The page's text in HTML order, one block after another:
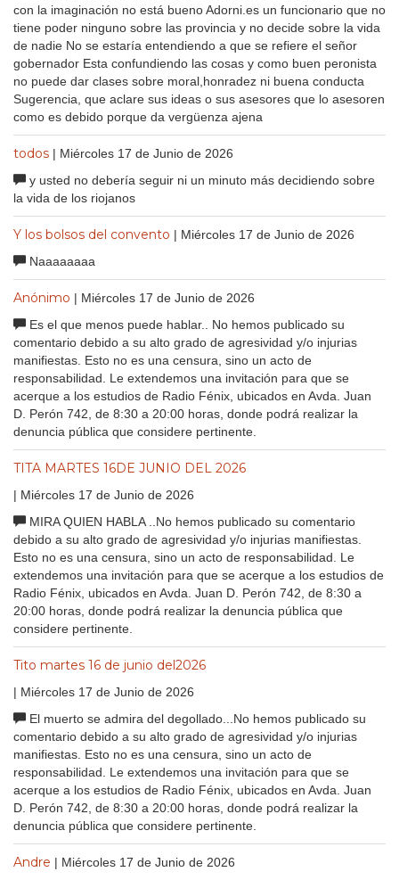
con la imaginación no está bueno Adorni.es un funcionario que no
tiene poder ninguno sobre las provincia y no decide sobre la vida
de nadie No se estaría entendiendo a que se refiere el señor
gobernador Esta confundiendo las cosas y como buen peronista
no puede dar clases sobre moral,honradez ni buena conducta
Sugerencia, que aclare sus ideas o sus asesores que lo asesoren
como es debido porque da vergüenza ajena
todos | Miércoles 17 de Junio de 2026
y usted no debería seguir ni un minuto más decidiendo sobre
la vida de los riojanos
Y los bolsos del convento | Miércoles 17 de Junio de 2026
Naaaaaaaa
Anónimo | Miércoles 17 de Junio de 2026
Es el que menos puede hablar.. No hemos publicado su
comentario debido a su alto grado de agresividad y/o injurias
manifiestas. Esto no es una censura, sino un acto de
responsabilidad. Le extendemos una invitación para que se
acerque a los estudios de Radio Fénix, ubicados en Avda. Juan
D. Perón 742, de 8:30 a 20:00 horas, donde podrá realizar la
denuncia pública que considere pertinente.
TITA MARTES 16DE JUNIO DEL 2026
| Miércoles 17 de Junio de 2026
MIRA QUIEN HABLA ..No hemos publicado su comentario
debido a su alto grado de agresividad y/o injurias manifiestas.
Esto no es una censura, sino un acto de responsabilidad. Le
extendemos una invitación para que se acerque a los estudios de
Radio Fénix, ubicados en Avda. Juan D. Perón 742, de 8:30 a
20:00 horas, donde podrá realizar la denuncia pública que
considere pertinente.
Tito martes 16 de junio del2026
| Miércoles 17 de Junio de 2026
El muerto se admira del degollado...No hemos publicado su
comentario debido a su alto grado de agresividad y/o injurias
manifiestas. Esto no es una censura, sino un acto de
responsabilidad. Le extendemos una invitación para que se
acerque a los estudios de Radio Fénix, ubicados en Avda. Juan
D. Perón 742, de 8:30 a 20:00 horas, donde podrá realizar la
denuncia pública que considere pertinente.
Andre | Miércoles 17 de Junio de 2026